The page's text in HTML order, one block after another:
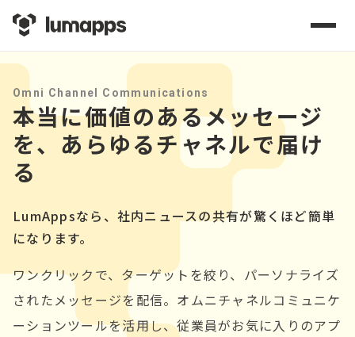
Omni Channel Communications
本当に価値のあるメッセージ
を、あらゆるチャネルで届け
る
LumAppsなら、社内ニュースの共有が驚くほど簡単
になります。
ワンクリックで、ターゲットを絞り、パーソナライズ
されたメッセージを配信。オムニチャネルコミュニケ
ーションツールを活用し、従業員がお気に入りのアプ